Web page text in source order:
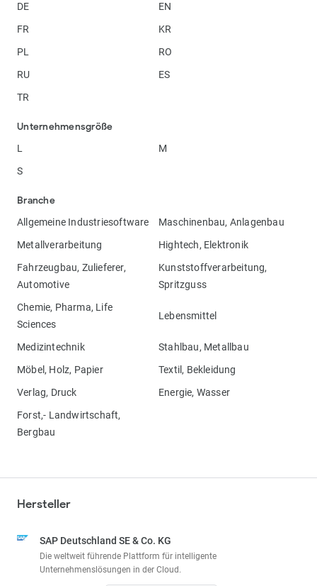
DE
EN
FR
KR
PL
RO
RU
ES
TR
Unternehmensgröße
L
M
S
Branche
Allgemeine Industriesoftware
Maschinenbau, Anlagenbau
Metallverarbeitung
Hightech, Elektronik
Fahrzeugbau, Zulieferer,
Automotive
Kunststoffverarbeitung,
Spritzguss
Chemie, Pharma, Life
Sciences
Lebensmittel
Medizintechnik
Stahlbau, Metallbau
Möbel, Holz, Papier
Textil, Bekleidung
Verlag, Druck
Energie, Wasser
Forst,- Landwirtschaft,
Bergbau
Hersteller
SAP Deutschland SE & Co. KG
Die weltweit führende Plattform für intelligente
Unternehmenslösungen in der Cloud.